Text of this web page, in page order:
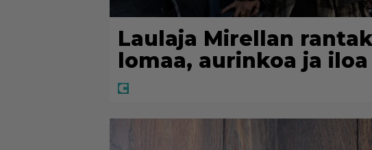
Laulaja Mirellan
lomaa, aurinkoa ja iloa